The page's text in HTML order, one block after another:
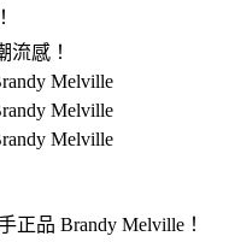
流感！
品 Brandy Melville！